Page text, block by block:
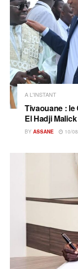
A L'INSTANT
Tivaouane :
El Hadji
BY ASSANE 10/